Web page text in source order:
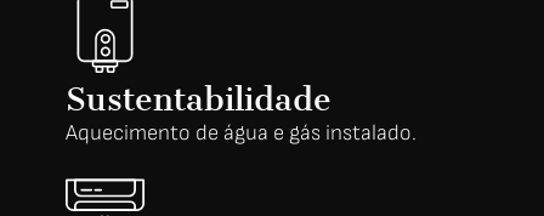
Sustentabilidade
Aquecimento de água e gás instalado.